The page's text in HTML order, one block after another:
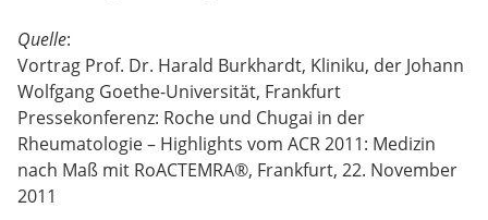
Quelle:
Vortrag Prof. Dr. Harald Burkhardt, Kliniku, der Johann
Wolfgang Goethe-Universität, Frankfurt
Pressekonferenz: Roche und Chugai in der
Rheumatologie – Highlights vom ACR 2011: Medizin
nach Maß mit RoACTEMRA®, Frankfurt, 22. November
2011